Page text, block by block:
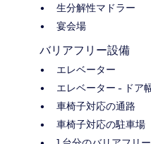
生分解性マドラー
宴会場
バリアフリー設備
エレベーター
エレベーター - ドア
車椅子対応の通路
車椅子対応の駐車場